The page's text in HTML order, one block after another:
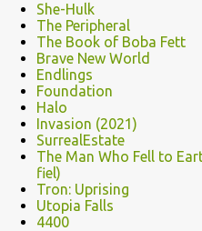
She-Hulk
The Peripheral
The Book of Boba Fett
Brave New World
Endlings
Foundation
Halo
Invasion (2021)
SurrealEstate
The Man Who Fell to
fiel)
Tron: Uprising
Utopia Falls
4400